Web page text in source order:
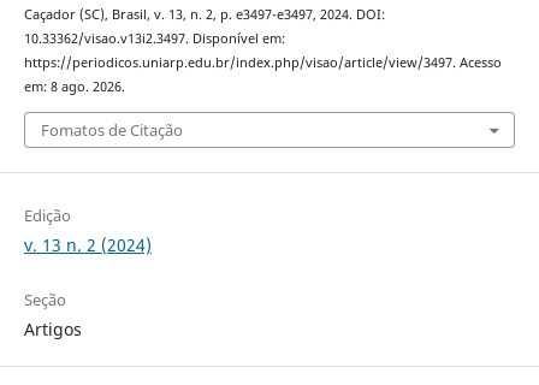
Caçador (SC), Brasil, v. 13, n. 2, p. e3497-e3497, 2024. DOI:
10.33362/visao.v13i2.3497. Disponível em:
https://periodicos.uniarp.edu.br/index.php/visao/article/view/3497. Acesso
em: 8 ago. 2026.
Fomatos de Citação
Edição
v. 13 n. 2 (2024)
Seção
Artigos